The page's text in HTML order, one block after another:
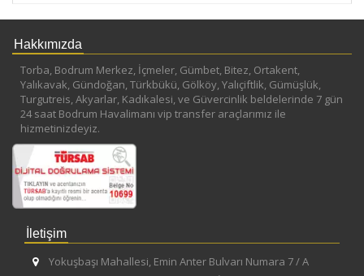
Hakkımızda
Torba, Bodrum Merkez, İçmeler, Gümbet, Bitez, Ortakent,
Yalıkavak, Gündoğan, Türkbükü, Gölköy, Yalıçiftlik, Gümüşlük,
Turgutreis, Akyarlar, Kadıkalesi, ve Güvercinlik beldelerinde 7 gün
24 saat Bodrum Havalimanı vip transfer araçlarımız ile
hizmetinizdeyiz.
İletişim
Yokuşbaşı Mahallesi, Emin Anter Bulvarı Numara 7 / A